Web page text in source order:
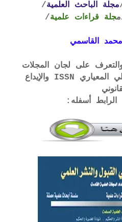
مجلة الباحث العلمية/
جلة قراءات علمية/
القاسمي
على لجان المجلات
واعتماداتها والرقم الدولي المعياري ISSN والإيداع